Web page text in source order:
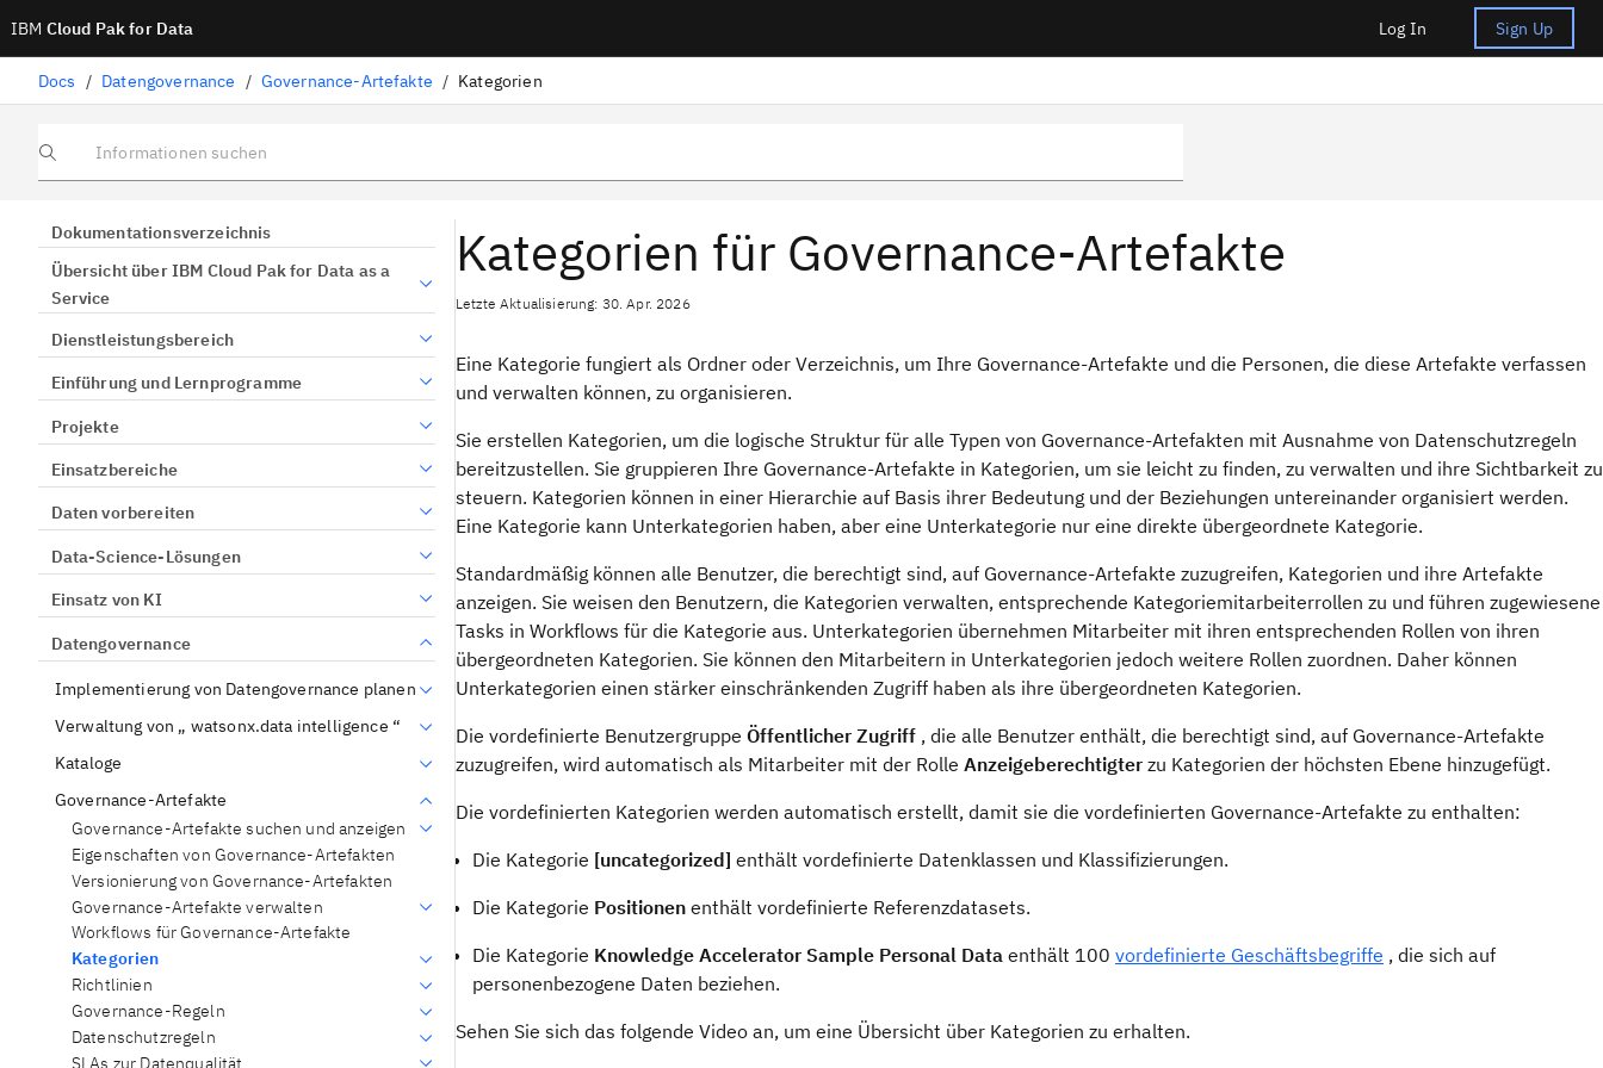
IBM Cloud Pak for Data Log In Sign Up
Docs / Datengovernance / Governance-Artefakte / Kategorien
Informationen suchen
Dokumentationsverzeichnis
Übersicht über IBM Cloud Pak for Data as a
Service
Dienstleistungsbereich
Einführung und Lernprogramme
Projekte
Einsatzbereiche
Daten vorbereiten
Data-Science-Lösungen
Einsatz von KI
Datengovernance
Implementierung von Datengovernance planen
Verwaltung von „ watsonx.data intelligence “
Kataloge
Governance-Artefakte
Governance-Artefakte suchen und anzeigen
Eigenschaften von Governance-Artefakten
Versionierung von Governance-Artefakten
Governance-Artefakte verwalten
Workflows für Governance-Artefakte
Kategorien
Richtlinien
Governance-Regeln
Datenschutzregeln
SLAs zur Datenqualität
Kategorien für Governance-Artefakte
Letzte Aktualisierung: 30. Apr. 2026
Eine Kategorie fungiert als Ordner oder Verzeichnis, um Ihre Governance-Artefakte und die Personen, die diese Artefakte verfassen
und verwalten können, zu organisieren.
Sie erstellen Kategorien, um die logische Struktur für alle Typen von Governance-Artefakten mit Ausnahme von Datenschutzregeln
bereitzustellen. Sie gruppieren Ihre Governance-Artefakte in Kategorien, um sie leicht zu finden, zu verwalten und ihre Sichtbarkeit zu
steuern. Kategorien können in einer Hierarchie auf Basis ihrer Bedeutung und der Beziehungen untereinander organisiert werden.
Eine Kategorie kann Unterkategorien haben, aber eine Unterkategorie nur eine direkte übergeordnete Kategorie.
Standardmäßig können alle Benutzer, die berechtigt sind, auf Governance-Artefakte zuzugreifen, Kategorien und ihre Artefakte
anzeigen. Sie weisen den Benutzern, die Kategorien verwalten, entsprechende Kategoriemitarbeiterrollen zu und führen zugewiesene
Tasks in Workflows für die Kategorie aus. Unterkategorien übernehmen Mitarbeiter mit ihren entsprechenden Rollen von ihren
übergeordneten Kategorien. Sie können den Mitarbeitern in Unterkategorien jedoch weitere Rollen zuordnen. Daher können
Unterkategorien einen stärker einschränkenden Zugriff haben als ihre übergeordneten Kategorien.
Die vordefinierte Benutzergruppe Öffentlicher Zugriff , die alle Benutzer enthält, die berechtigt sind, auf Governance-Artefakte
zuzugreifen, wird automatisch als Mitarbeiter mit der Rolle Anzeigeberechtigter zu Kategorien der höchsten Ebene hinzugefügt.
Die vordefinierten Kategorien werden automatisch erstellt, damit sie die vordefinierten Governance-Artefakte zu enthalten:
Die Kategorie [uncategorized] enthält vordefinierte Datenklassen und Klassifizierungen.
Die Kategorie Positionen enthält vordefinierte Referenzdatasets.
Die Kategorie Knowledge Accelerator Sample Personal Data enthält 100 vordefinierte Geschäftsbegriffe , die sich auf
personenbezogene Daten beziehen.
Sehen Sie sich das folgende Video an, um eine Übersicht über Kategorien zu erhalten.